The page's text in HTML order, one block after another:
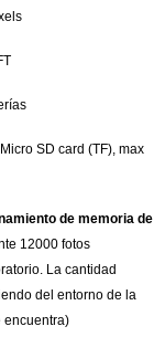
Micro SD card (TF), max
de memoria de
12000 fotos
La cantidad
del entorno de la